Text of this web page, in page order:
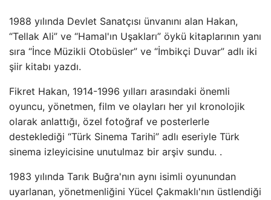
1988 yılında Devlet Sanatçısı ünvanını alan Hakan,
“Tellak Ali” ve “Hamal'ın Uşakları” öykü kitaplarının yanı
sıra “İnce Müzikli Otobüsler” ve “İmbikçi Duvar” adlı iki
şiir kitabı yazdı.
Fikret Hakan, 1914-1996 yılları arasındaki önemli
oyuncu, yönetmen, film ve olayları her yıl kronolojik
olarak anlattığı, özel fotoğraf ve posterlerle
desteklediği “Türk Sinema Tarihi” adlı eseriyle Türk
sinema izleyicisine unutulmaz bir arşiv sundu. .
1983 yılında Tarık Buğra'nın aynı isimli oyunundan
uyarlanan, yönetmenliğini Yücel Çakmaklı'nın üstlendiği